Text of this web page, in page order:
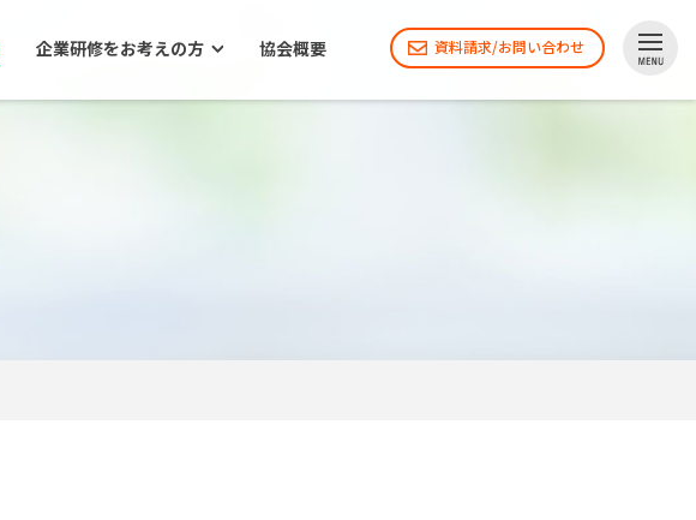
企業研修をお考えの方 協会概要 資料請求/お問い合わせ